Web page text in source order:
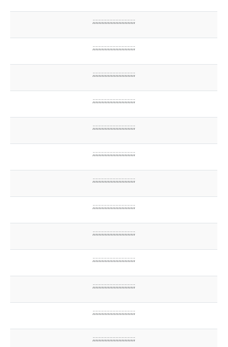
;;;;;;;;;;;;;;;;;;;;;;;;;;;;
;;;;;;;;;;;;;;;;;;;;;;;;;;;;
;;;;;;;;;;;;;;;;;;;;;;;;;;;;
;;;;;;;;;;;;;;;;;;;;;;;;;;;;
;;;;;;;;;;;;;;;;;;;;;;;;;;;;
;;;;;;;;;;;;;;;;;;;;;;;;;;;;
;;;;;;;;;;;;;;;;;;;;;;;;;;;;
;;;;;;;;;;;;;;;;;;;;;;;;;;;;
;;;;;;;;;;;;;;;;;;;;;;;;;;;;
;;;;;;;;;;;;;;;;;;;;;;;;;;;;
;;;;;;;;;;;;;;;;;;;;;;;;;;;;
;;;;;;;;;;;;;;;;;;;;;;;;;;;;
;;;;;;;;;;;;;;;;;;;;;;;;;;;;